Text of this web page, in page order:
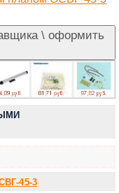
45-3